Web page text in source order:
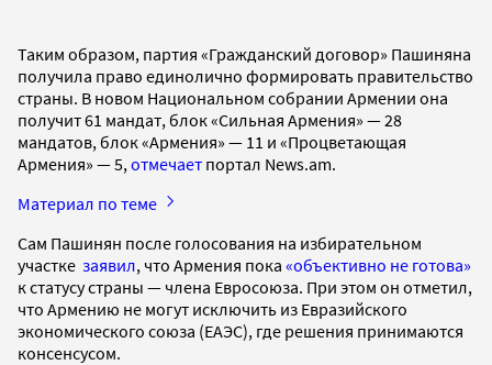
Таким образом, партия «Гражданский договор» Пашиняна
получила право единолично формировать правительство
страны. В новом Национальном собрании Армении она
получит 61 мандат, блок «Сильная Армения» — 28
мандатов, блок «Армения» — 11 и «Процветающая
Армения» — 5, отмечает портал News.am.
Материал по теме
Сам Пашинян после голосования на избирательном
участке заявил, что Армения пока «объективно не готова»
к статусу страны — члена Евросоюза. При этом он отметил,
что Армению не могут исключить из Евразийского
экономического союза (ЕАЭС), где решения принимаются
консенсусом.